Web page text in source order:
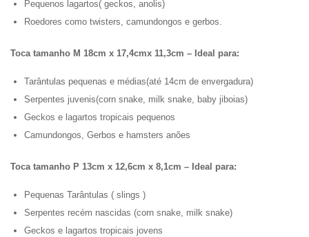
Pequenos lagartos( geckos, anolis)
Roedores como twisters, camundongos e gerbos.
Toca tamanho M 18cm x 17,4cmx 11,3cm – Ideal para:
Tarântulas pequenas e médias(até 14cm de envergadura)
Serpentes juvenis(corn snake, milk snake, baby jiboias)
Geckos e lagartos tropicais pequenos
Camundongos, Gerbos e hamsters anões
Toca tamanho P 13cm x 12,6cm x 8,1cm – Ideal para:
Pequenas Tarântulas ( slings )
Serpentes recém nascidas (corn snake, milk snake)
Geckos e lagartos tropicais jovens